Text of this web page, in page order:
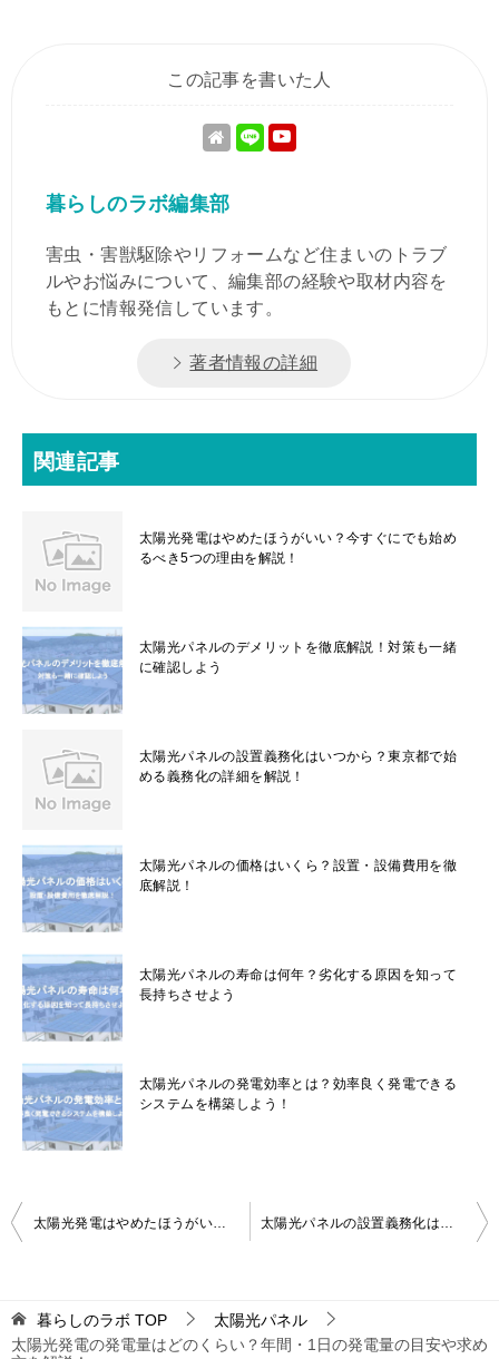
この記事を書いた人
暮らしのラボ編集部
害虫・害獣駆除やリフォームなど住まいのトラブ
ルやお悩みについて、編集部の経験や取材内容を
もとに情報発信しています。
著者情報の詳細
関連記事
太陽光発電はやめたほうがいい？今すぐにでも始め
るべき5つの理由を解説！
太陽光パネルのデメリットを徹底解説！対策も一緒
に確認しよう
太陽光パネルの設置義務化はいつから？東京都で始
める義務化の詳細を解説！
太陽光パネルの価格はいくら？設置・設備費用を徹
底解説！
太陽光パネルの寿命は何年？劣化する原因を知って
長持ちさせよう
太陽光パネルの発電効率とは？効率良く発電できる
システムを構築しよう！
投
ビ 暮らしのラボ TOP
太陽光パネル
太陽光発電の発電量はどのくらい？年間・1日の発電量の目安や求め